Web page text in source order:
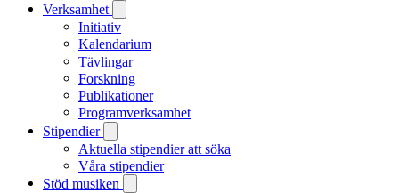
Verksamhet
Initiativ
Kalendarium
Tävlingar
Forskning
Publikationer
Programverksamhet
Stipendier
Aktuella stipendier att söka
Våra stipendier
Stöd musiken